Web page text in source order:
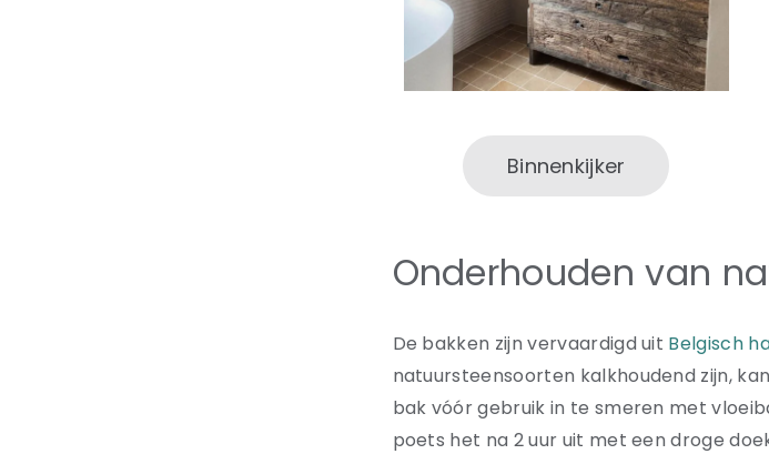
Binnenkijker
Onderhouden van
De bakken zijn vervaardigd uit Belgisch
natuursteensoorten kalkhoudend zijn,
bak vóór gebruik in te smeren met
poets het na 2 uur uit met een droge